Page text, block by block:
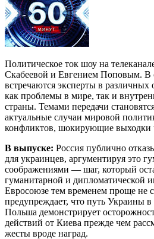
Политическое ток шоу на
Скабеевой и Евгением Поповым. В
встречаются эксперты в различных
как проблемы в мире, так и
страны. Темами передачи
актуальные случаи мировой
конфликтов, шокирующие выходки
В выпуске: Россия публично
для украинцев, аргументируя это
соображениями — шаг, который
гуманитарной и дипломатической
Евросоюзе тем временем проще не
предупреждает, что путь Украины
Польша демонстрирует
действий от Киева прежде чем
жесты вроде наград.